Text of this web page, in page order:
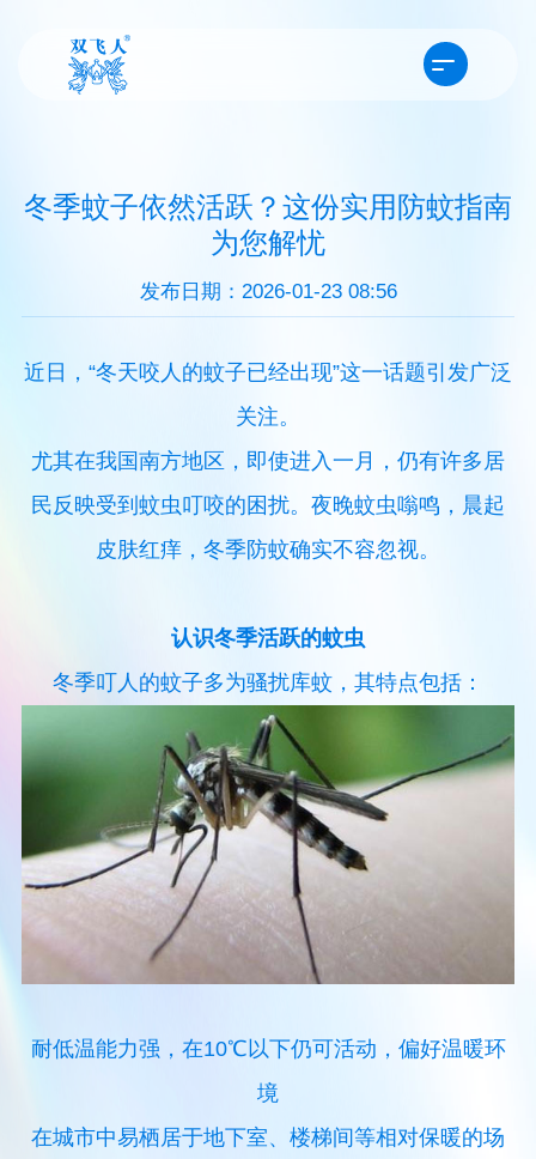
冬季蚊子依然活跃？这份实用防蚊指南
为您解忧
发布日期：2026-01-23 08:56
近日，“冬天咬人的蚊子已经出现”这一话题引发广泛
关注。
尤其在我国南方地区，即使进入一月，仍有许多居
民反映受到蚊虫叮咬的困扰。夜晚蚊虫嗡鸣，晨起
皮肤红痒，冬季防蚊确实不容忽视。
认识冬季活跃的蚊虫
冬季叮人的蚊子多为骚扰库蚊，其特点包括：
耐低温能力强，在10℃以下仍可活动，偏好温暖环
境
在城市中易栖居于地下室、楼梯间等相对保暖的场